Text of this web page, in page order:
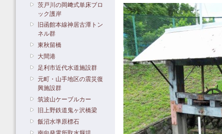
茨戸川の岡﨑式単床ブロ
ック護岸
旧函館本線神居古潭トン
ネル群
東秋留橋
大間港
足利市近代水道施設群
元町・山手地区の震災復
興施設群
筑波山ケーブルカー
旧上野鉄道鬼ヶ沢橋梁
飯沼水準原標石